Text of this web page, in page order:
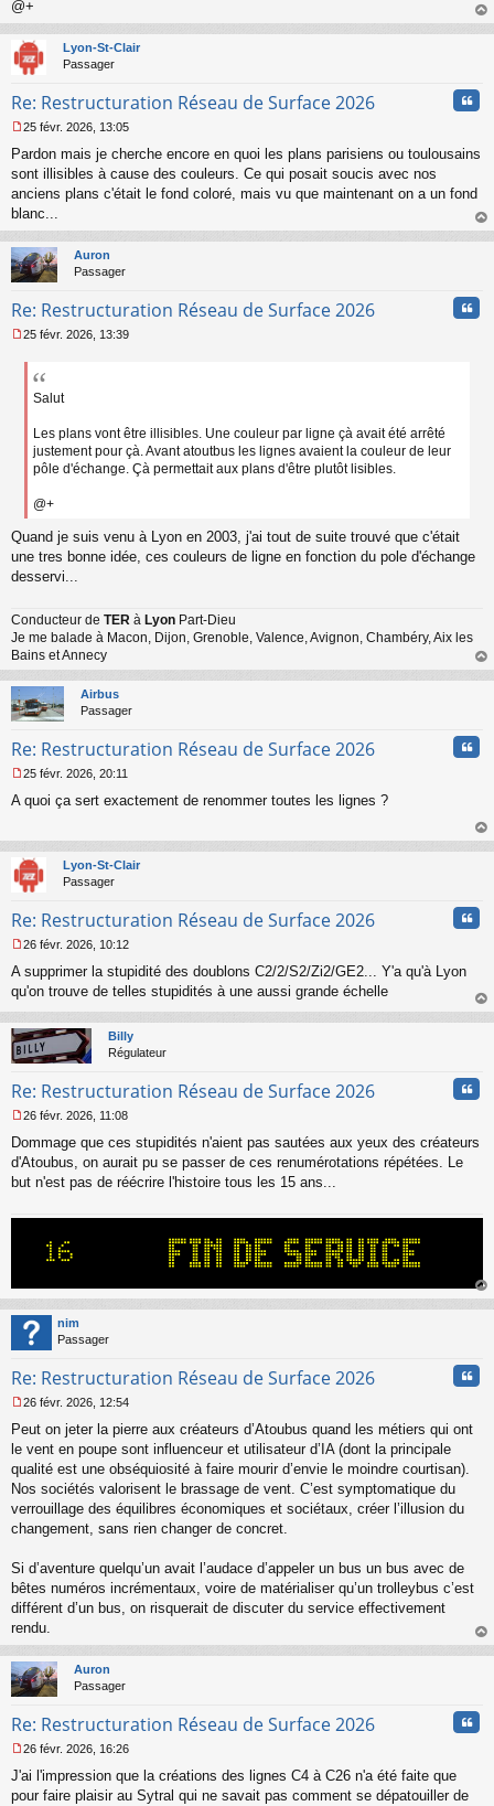
o
n
l
u
@+
au
Lyon-St-Clair
Passager
Re: Restructuration Réseau de Surface 2026
e
s
s
g
n
o
l
u
25 févr. 2026, 13:05
Pardon mais je cherche encore en quoi les plans parisiens ou toulousains
sont illisibles à cause des couleurs. Ce qui posait soucis avec nos
anciens plans c'était le fond coloré, mais vu que maintenant on a un fond
blanc...
au
Auron
Passager
Re: Restructuration Réseau de Surface 2026
e
25 févr. 2026, 13:39
Salut
Les plans vont être illisibles. Une couleur par ligne çà avait été arrêté
justement pour çà. Avant atoutbus les lignes avaient la couleur de leur
pôle d'échange. Çà permettait aux plans d'être plutôt lisibles.
@+
Quand je suis venu à Lyon en 2003, j'ai tout de suite trouvé que c'était
une tres bonne idée, ces couleurs de ligne en fonction du pole d'échange
desservi...
Conducteur de TER à Lyon Part-Dieu
Je me balade à Macon, Dijon, Grenoble, Valence, Avignon, Chambéry, Aix les
Bains et Annecy
au
Airbus
Passager
Re: Restructuration Réseau de Surface 2026
e
a
g
e
o
l
u
25 févr. 2026, 20:11
A quoi ça sert exactement de renommer toutes les lignes ?
au
Lyon-St-Clair
Passager
Re: Restructuration Réseau de Surface 2026
e
s
a
g
e
o
l
u
26 févr. 2026, 10:12
A supprimer la stupidité des doublons C2/2/S2/Zi2/GE2... Y'a qu'à Lyon
qu'on trouve de telles stupidités à une aussi grande échelle
au
Billy
Régulateur
Re: Restructuration Réseau de Surface 2026
e
s
s
l
u
26 févr. 2026, 11:08
Dommage que ces stupidités n'aient pas sautées aux yeux des créateurs
d'Atoubus, on aurait pu se passer de ces renumérotations répétées. Le
but n'est pas de réécrire l'histoire tous les 15 ans...
au
nim
Passager
Re: Restructuration Réseau de Surface 2026
e
s
s
g
e
n
l
u
26 févr. 2026, 12:54
Peut on jeter la pierre aux créateurs d’Atoubus quand les métiers qui ont
le vent en poupe sont influenceur et utilisateur d’IA (dont la principale
qualité est une obséquiosité à faire mourir d’envie le moindre courtisan).
Nos sociétés valorisent le brassage de vent. C’est symptomatique du
verrouillage des équilibres économiques et sociétaux, créer l’illusion du
changement, sans rien changer de concret.
Si d’aventure quelqu’un avait l’audace d’appeler un bus un bus avec de
bêtes numéros incrémentaux, voire de matérialiser qu’un trolleybus c’est
différent d’un bus, on risquerait de discuter du service effectivement
rendu.
au
Auron
Passager
Re: Restructuration Réseau de Surface 2026
e
s
26 févr. 2026, 16:26
J'ai l'impression que la créations des lignes C4 à C26 n'a été faite que
pour faire plaisir au Sytral qui ne savait pas comment se dépatouiller de